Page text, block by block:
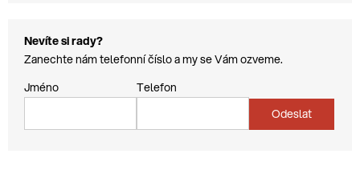
Nevíte si rady?
Zanechte nám telefonní číslo a my se Vám ozveme.
Jméno
Telefon
Odeslat